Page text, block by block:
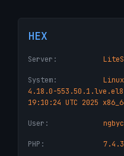
HEX
Server:
System:
4.18.0-
19:10:24 UTC 2025
User:
PHP: